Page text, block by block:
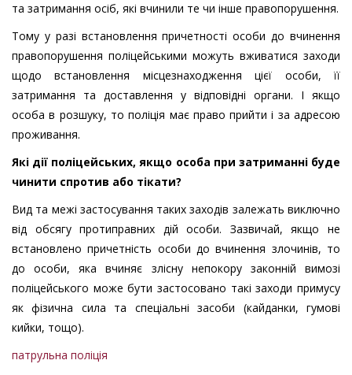
та затримання осіб, які вчинили те чи інше правопорушення.
Тому у разі встановлення причетності особи до вчинення
правопорушення поліцейськими можуть вживатися заходи
щодо встановлення місцезнаходження цієї особи, її
затримання та доставлення у відповідні органи. І якщо
особа в розшуку, то поліція має право прийти і за адресою
проживання.
Які дії поліцейських, якщо особа при затриманні буде
чинити спротив або тікати?
Вид та межі застосування таких заходів залежать виключно
від обсягу протиправних дій особи. Зазвичай, якщо не
встановлено причетність особи до вчинення злочинів, то
до особи, яка вчиняє злісну непокору законній вимозі
поліцейського може бути застосовано такі заходи примусу
як фізична сила та спеціальні засоби (кайданки, гумові
кийки, тощо).
патрульна поліція